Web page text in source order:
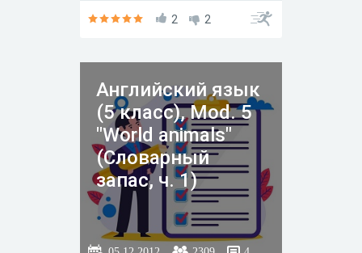
2 2
Английский язык
(5 класс), Mod. 5
"World animals"
(Словарный
запас, ч. 1)
05.12.2012 2309 4